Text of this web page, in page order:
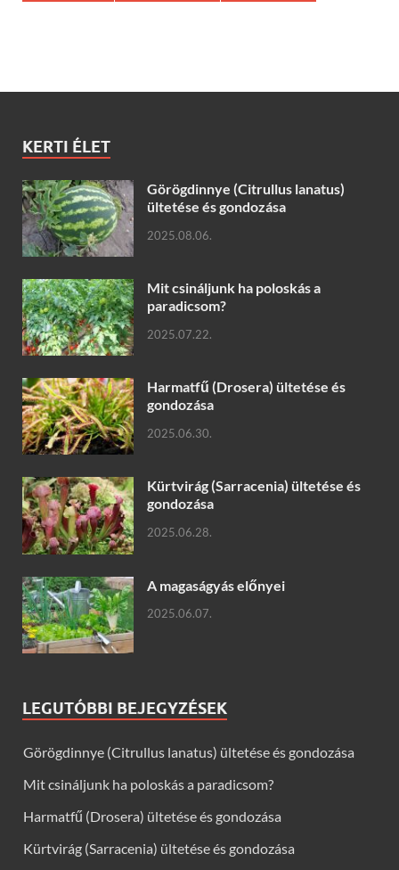
KERTI ÉLET
Görögdinnye (Citrullus lanatus)
ültetése és gondozása
2025.08.06.
Mit csináljunk ha poloskás a
paradicsom?
2025.07.22.
Harmatfű (Drosera) ültetése és
gondozása
2025.06.30.
Kürtvirág (Sarracenia) ültetése és
gondozása
2025.06.28.
A magaságyás előnyei
2025.06.07.
LEGUTÓBBI BEJEGYZÉSEK
Görögdinnye (Citrullus lanatus) ültetése és gondozása
Mit csináljunk ha poloskás a paradicsom?
Harmatfű (Drosera) ültetése és gondozása
Kürtvirág (Sarracenia) ültetése és gondozása